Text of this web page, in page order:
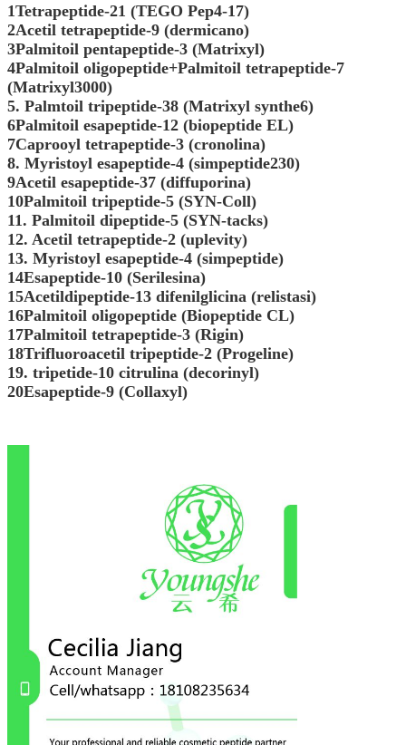
1Tetrapeptide-21 (TEGO Pep4-17)
2Acetil tetrapeptide-9 (dermicano)
3Palmitoil pentapeptide-3 (Matrixyl)
4Palmitoil oligopeptide+Palmitoil tetrapeptide-7
(Matrixyl3000)
5. Palmtoil tripeptide-38 (Matrixyl synthe6)
6Palmitoil esapeptide-12 (biopeptide EL)
7Caprooyl tetrapeptide-3 (cronolina)
8. Myristoyl esapeptide-4 (simpeptide230)
9Acetil esapeptide-37 (diffuporina)
10Palmitoil tripeptide-5 (SYN-Coll)
11. Palmitoil dipeptide-5 (SYN-tacks)
12. Acetil tetrapeptide-2 (uplevity)
13. Myristoyl esapeptide-4 (simpeptide)
14Esapeptide-10 (Serilesina)
15Acetildipeptide-13 difenilglicina (relistasi)
16Palmitoil oligopeptide (Biopeptide CL)
17Palmitoil tetrapeptide-3 (Rigin)
18Trifluoroacetil tripeptide-2 (Progeline)
19. tripetide-10 citrulina (decorinyl)
20Esapeptide-9 (Collaxyl)